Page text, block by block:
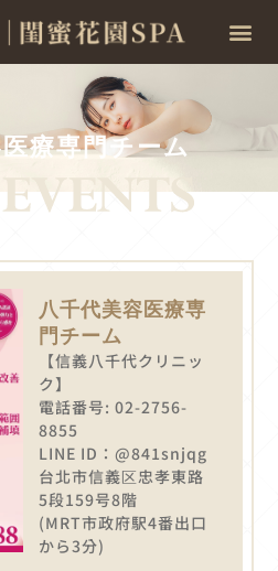
療専門チーム
八千代美容医療専
門チーム
【信義八千代クリニッ
ク】
電話番号: 02-2756-
8855
LINE ID：@841snjqg
台北市信義区忠孝東路
5段159号8階
(MRT市政府駅4番出口
から3分)